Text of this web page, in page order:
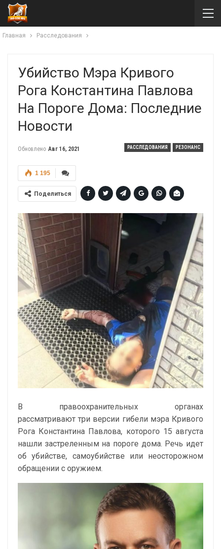
Главная Расследования
Убийство Мэра Кривого
Рога Константина Павлова
На Пороге Дома: Последние
Новости
РАССЛЕДОВАНИЯ РЕЗОНАНС
Обновлено Авг 16, 2021
1 195
Поделиться
В правоохранительных органах
рассматривают три версии гибели мэра Кривого
Рога Константина Павлова, которого 15 августа
нашли застреленным на пороге дома. Речь идет
об убийстве, самоубийстве или неосторожном
обращении с оружием.